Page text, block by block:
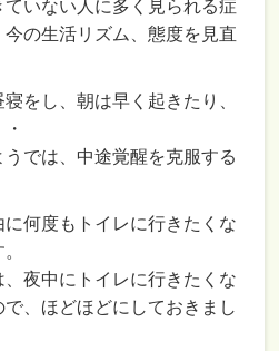
いない人に多く見られる症
の生活リズム、態度を見直
をし、朝は早く起きたり、
では、中途覚醒を克服する
何度もトイレに行きたくな
夜中にトイレに行きたくな
、ほどほどにしておきまし